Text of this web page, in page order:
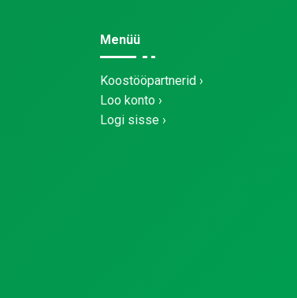
Menüü
Koostööpartnerid
Loo konto
Logi sisse